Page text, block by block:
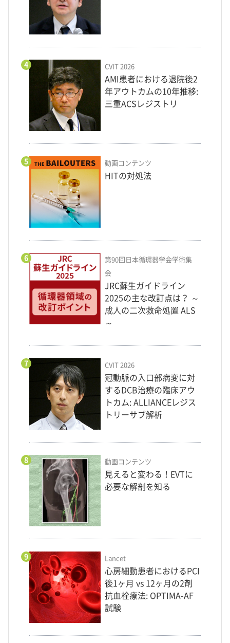
4 CVIT 2026
AMI患者における退院後2
年アウトカムの10年推移:
三重ACSレジストリ
5 動画コンテンツ
HITの対処法
6
第90回日本循環器学会学術集
会
JRC蘇生ガイドライン
2025の主な改訂点は？ ～
成人の二次救命処置 ALS
～
7 CVIT 2026
冠動脈の入口部病変に対
するDCB治療の臨床アウ
トカム: ALLIANCEレジス
トリーサブ解析
8 動画コンテンツ
見えると変わる！EVTに
必要な解剖を知る
9 Lancet
心房細動患者におけるPCI
後1ヶ月 vs 12ヶ月の2剤
抗血栓療法: OPTIMA-AF
試験